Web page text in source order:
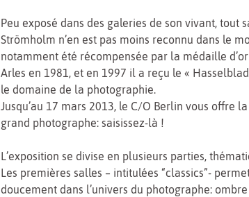
Peu exposé dans des galeries de son vivant, tout
Strömholm n’en est pas moins reconnu dans le
notamment été récompensée par la médaille
Arles en 1981, et en 1997 il a reçu le «
le domaine de la photographie.
Jusqu’au 17 mars 2013, le C/O Berlin vous offre
grand photographe: saisissez-là !
L’exposition se divise en plusieurs parties,
Les premières salles – intitulées “classics”-
doucement dans l’univers du photographe: